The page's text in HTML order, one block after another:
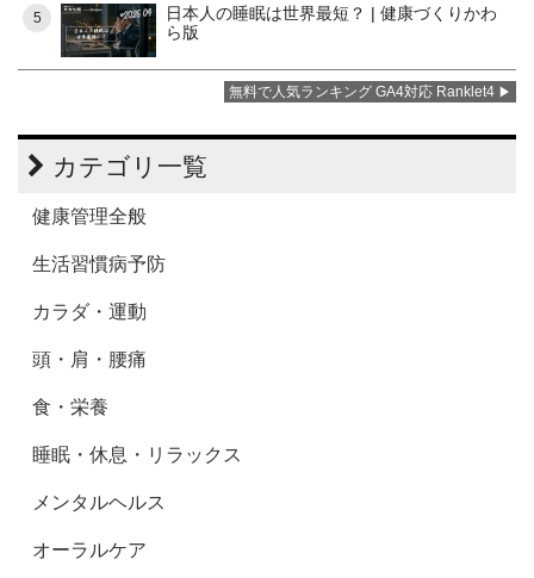
5
日本人の睡眠は世界最短？ | 健康づくりかわ
ら版
無料で人気ランキング GA4対応 Ranklet4
カテゴリ一覧
健康管理全般
生活習慣病予防
カラダ・運動
頭・肩・腰痛
食・栄養
睡眠・休息・リラックス
メンタルヘルス
オーラルケア